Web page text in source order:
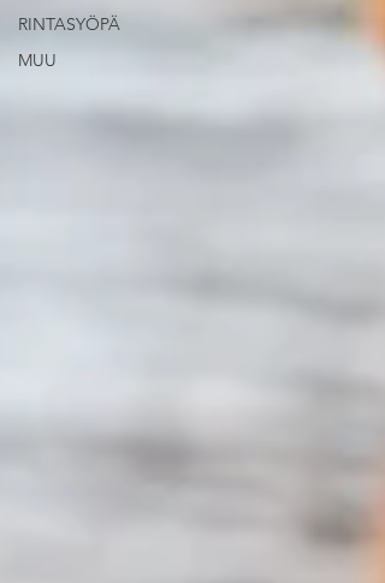
RINTASYÖPÄ
MUU